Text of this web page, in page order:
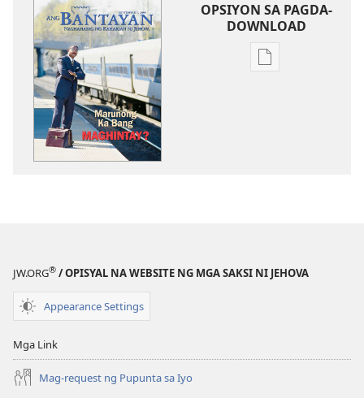
OPSIYON SA PAGDA-
DOWNLOAD
Opsiyon
SA
2000
JW.ORG® / OPISYAL NA WEBSITE NG MGA SAKSI NI JEHOVA
Appearance Settings
Mga Link
Mag-request ng Pupunta sa Iyo